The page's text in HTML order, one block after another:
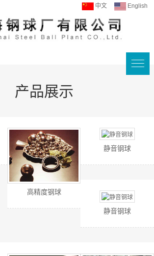
中文 English
产品展示
高精度钢球
静音钢球
静音钢球